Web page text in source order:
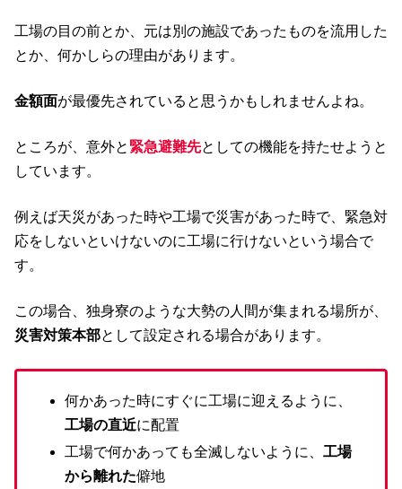
工場の目の前とか、元は別の施設であったものを流用した
とか、何かしらの理由があります。
金額面が最優先されていると思うかもしれませんよね。
ところが、意外と 緊急避難先としての機能を持たせようと
しています。
例えば天災があった時や工場で災害があった時で、緊急対
応をしないといけないのに工場に行けないという場合で
す。
この場合、独身寮のような大勢の人間が集まれる場所が、
災害対策本部として設定される場合があります。
何かあった時にすぐに工場に迎えるように、
工場の直近に配置
工場で何かあっても全滅しないように、工場
から離れた僻地